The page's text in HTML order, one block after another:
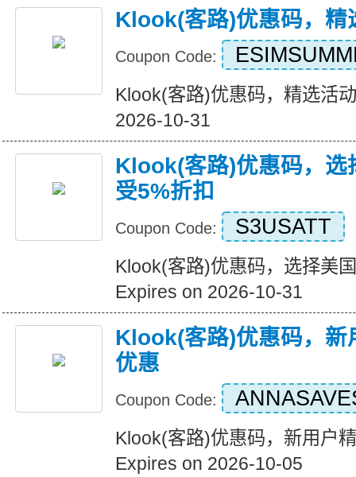
Klook(客路)优惠码，精
Coupon Code:
Klook(客路)优惠码，精选活
2026-10-31
Klook(客路)优惠码，选
受5%折扣
Coupon Code: S3USATT
Klook(客路)优惠码，选择美
Expires on 2026-10-31
Klook(客路)优惠码，新
优惠
Coupon Code:
Klook(客路)优惠码，新用户
Expires on 2026-10-05